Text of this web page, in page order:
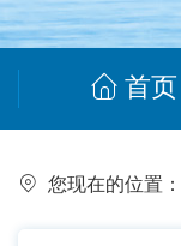
首页
您现在的位置：